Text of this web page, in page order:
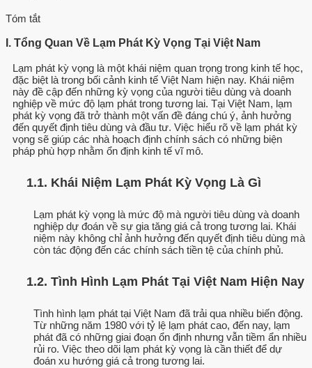
Tóm tắt
I. Tổng Quan Về Lạm Phát Kỳ Vọng Tại Việt Nam
Lạm phát kỳ vọng là một khái niệm quan trọng trong kinh tế học,
đặc biệt là trong bối cảnh kinh tế Việt Nam hiện nay. Khái niệm
này đề cập đến những kỳ vọng của người tiêu dùng và doanh
nghiệp về mức độ lạm phát trong tương lai. Tại Việt Nam, lạm
phát kỳ vọng đã trở thành một vấn đề đáng chú ý, ảnh hưởng
đến quyết định tiêu dùng và đầu tư. Việc hiểu rõ về lạm phát kỳ
vọng sẽ giúp các nhà hoạch định chính sách có những biện
pháp phù hợp nhằm ổn định kinh tế vĩ mô.
1.1. Khái Niệm Lạm Phát Kỳ Vọng Là Gì
Lạm phát kỳ vọng là mức độ mà người tiêu dùng và doanh
nghiệp dự đoán về sự gia tăng giá cả trong tương lai. Khái
niệm này không chỉ ảnh hưởng đến quyết định tiêu dùng mà
còn tác động đến các chính sách tiền tệ của chính phủ.
1.2. Tình Hình Lạm Phát Tại Việt Nam Hiện Nay
Tình hình lạm phát tại Việt Nam đã trải qua nhiều biến động.
Từ những năm 1980 với tỷ lệ lạm phát cao, đến nay, lạm
phát đã có những giai đoạn ổn định nhưng vẫn tiềm ẩn nhiều
rủi ro. Việc theo dõi lạm phát kỳ vọng là cần thiết để dự
đoán xu hướng giá cả trong tương lai.